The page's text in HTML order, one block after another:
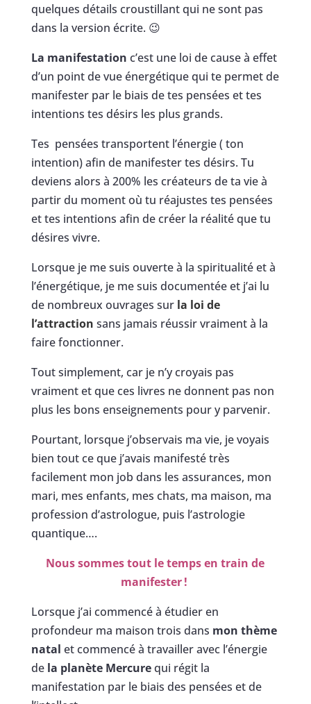
quelques détails croustillant qui ne sont pas
dans la version écrite. 😉
La manifestation c’est une loi de cause à effet
d’un point de vue énergétique qui te permet de
manifester par le biais de tes pensées et tes
intentions tes désirs les plus grands.
Tes pensées transportent l’énergie ( ton
intention) afin de manifester tes désirs. Tu
deviens alors à 200% les créateurs de ta vie à
partir du moment où tu réajustes tes pensées
et tes intentions afin de créer la réalité que tu
désires vivre.
Lorsque je me suis ouverte à la spiritualité et à
l’énergétique, je me suis documentée et j’ai lu
de nombreux ouvrages sur la loi de
l’attraction sans jamais réussir vraiment à la
faire fonctionner.
Tout simplement, car je n’y croyais pas
vraiment et que ces livres ne donnent pas non
plus les bons enseignements pour y parvenir.
Pourtant, lorsque j’observais ma vie, je voyais
bien tout ce que j’avais manifesté très
facilement mon job dans les assurances, mon
mari, mes enfants, mes chats, ma maison, ma
profession d’astrologue, puis l’astrologie
quantique….
Nous sommes tout le temps en train de
manifester !
Lorsque j’ai commencé à étudier en
profondeur ma maison trois dans mon thème
natal et commencé à travailler avec l’énergie
de la planète Mercurequi régit la
manifestation par le biais des pensées et de